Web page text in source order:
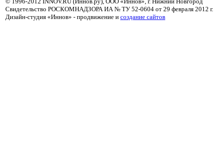
Свидетельство РОСКОМНАДЗОРА ИА № ТУ 52-0604 от 29 февраля 2012 г.
Дизайн-студия «Иннов» - продвижение и cоздание сайтов